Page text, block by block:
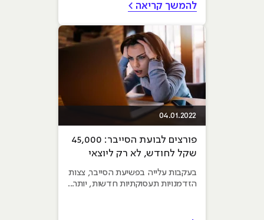
להמשך קריאה >
04.01.2022
פורצים לבועת הסייבר: 45,000
שקל לחודש, לא רק ליוצאי
בעקבות עלייה בפשיעת הסייבר, צצות
הזדמנויות תעסוקתיות חדשות, יותר...